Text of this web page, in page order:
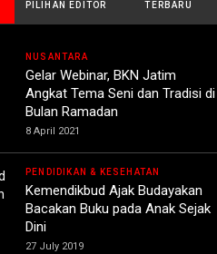
PILIHAN EDITOR TERBARU
NUSANTARA
Gelar Webinar, BKN Jatim
Angkat Tema Seni dan Tradisi di
Bulan Ramadan
8 April 2021
PENDIDIKAN & KESEHATAN
Kemendikbud Ajak Budayakan
Bacakan Buku pada Anak Sejak
Dini
27 July 2019